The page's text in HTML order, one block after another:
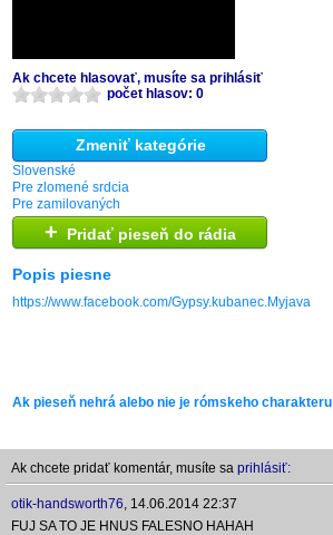
Ak chcete hlasovať, musíte sa prihlásiť
počet hlasov: 0
Zmeniť kategórie
Slovenské
Pre zlomené srdcia
Pre zamilovaných
+ Pridať pieseň do rádia
Popis piesne
https://www.facebook.com/Gypsy.kubanec.Myjava
Ak pieseň nehrá alebo nie je rómskeho charakteru
Ak chcete pridať komentár, musíte sa prihlásiť:
otik-handsworth76, 14.06.2014 22:37
FUJ SA TO JE HNUS FALESNO HAHAH